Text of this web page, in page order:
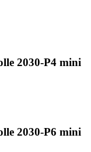
2030-P4 mini
2030-P6 mini